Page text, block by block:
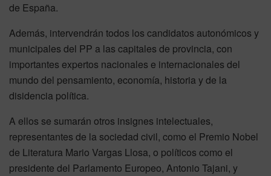
de España.
Además, intervendrán todos los candidatos autonómicos y
municipales del PP a las capitales de provincia, con
importantes expertos nacionales e internacionales del
mundo del pensamiento, economía, historia y de la
disidencia política.
A ellos se sumarán otros insignes intelectuales,
representantes de la sociedad civil, como el Premio Nobel
de Literatura Mario Vargas Llosa, o políticos como el
presidente del Parlamento Europeo, Antonio Tajani, y